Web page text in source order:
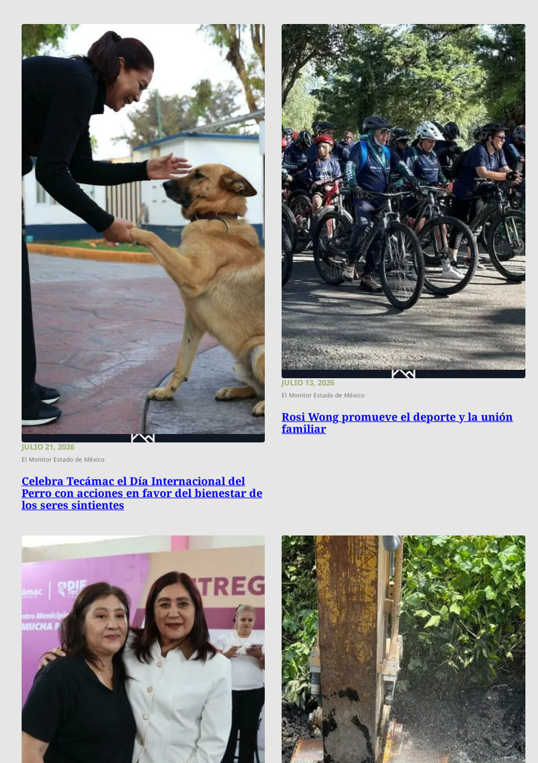
JULIO 21, 2026
El Monitor Estado de México
Celebra Tecámac el Día Internacional del
Perro con acciones en favor del bienestar de
los seres sintientes
JULIO 13, 2026
El Monitor Estado de México
Rosi Wong promueve el deporte y la unión
familiar